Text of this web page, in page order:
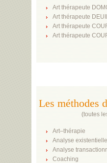
Art thérapeute
Art thérapeute
Art thérapeute
Art thérapeute
Les méthodes
(toutes
Art–thérapie
Analyse
Analyse
Coaching